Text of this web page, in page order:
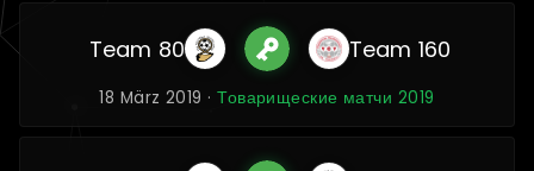
Team 80 Team 160
18 März 2019 ·Товарищеские матчи 2019